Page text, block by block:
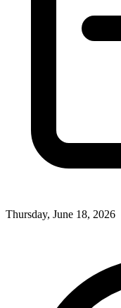
Thursday, June 18, 2026